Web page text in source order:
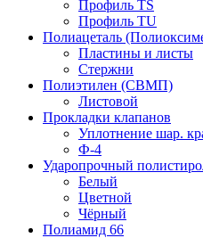
Профиль TS
Профиль TU
Полиацеталь
Пластины и листы
Стержни
Полиэтилен (СВМП)
Листовой
Прокладки клапанов
Уплотнение шар.
Ф-4
Ударопрочный
Белый
Цветной
Чёрный
Полиамид 66